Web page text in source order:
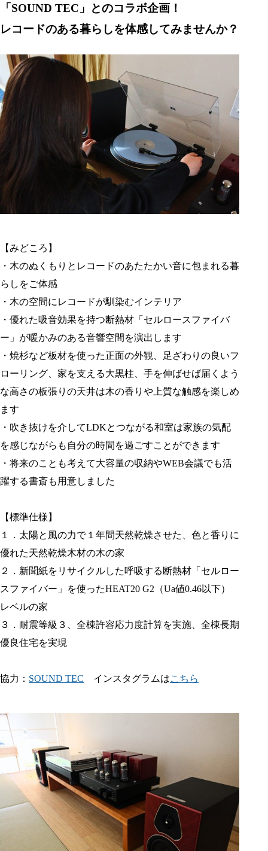
「SOUND TEC」とのコラボ企画！
レコードのある暮らしを体感してみませんか？
【みどころ】
・木のぬくもりとレコードのあたたかい音に包まれる暮
らしをご体感
・木の空間にレコードが馴染むインテリア
・優れた吸音効果を持つ断熱材「セルロースファイバ
ー」が暖かみのある音響空間を演出します
・焼杉など板材を使った正面の外観、足ざわりの良いフ
ローリング、家を支える大黒柱、手を伸ばせば届くよう
な高さの板張りの天井は木の香りや上質な触感を楽しめ
ます
・吹き抜けを介してLDKとつながる和室は家族の気配
を感じながらも自分の時間を過ごすことができます
・将来のことも考えて大容量の収納やWEB会議でも活
躍する書斎も用意しました
【標準仕様】
１．太陽と風の力で１年間天然乾燥させた、色と香りに
優れた天然乾燥木材の木の家
２．新聞紙をリサイクルした呼吸する断熱材「セルロー
スファイバー」を使ったHEAT20 G2（Ua値0.46以下）
レベルの家
３．耐震等級３、全棟許容応力度計算を実施、全棟長期
優良住宅を実現
協力： SOUND TEC インスタグラムはこちら